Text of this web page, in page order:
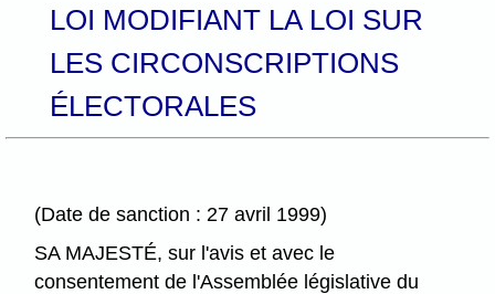
LOI MODIFIANT LA LOI SUR
LES CIRCONSCRIPTIONS
ÉLECTORALES
(Date de sanction : 27 avril 1999)
SA MAJESTÉ, sur l'avis et avec le
consentement de l'Assemblée législative du